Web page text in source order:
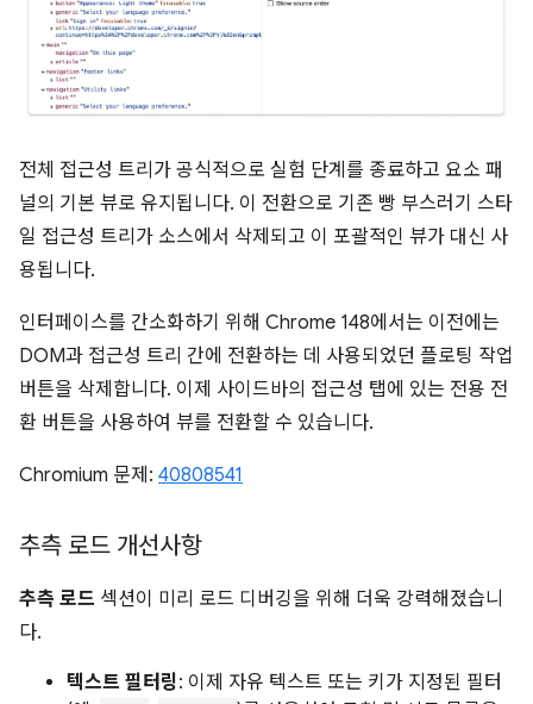
전체 접근성 트리가 공식적으로 실험 단계를 종료하고 요소 패
널의 기본 뷰로 유지됩니다. 이 전환으로 기존 빵 부스러기 스타
일 접근성 트리가 소스에서 삭제되고 이 포괄적인 뷰가 대신 사
용됩니다.
인터페이스를 간소화하기 위해 Chrome 148에서는 이전에는
DOM과 접근성 트리 간에 전환하는 데 사용되었던 플로팅 작업
버튼을 삭제합니다. 이제 사이드바의 접근성 탭에 있는 전용 전
환 버튼을 사용하여 뷰를 전환할 수 있습니다.
Chromium 문제: 40808541
추측 로드 개선사항
추측 로드 섹션이 미리 로드 디버깅을 위해 더욱 강력해졌습니
다.
텍스트 필터링: 이제 자유 텍스트 또는 키가 지정된 필터